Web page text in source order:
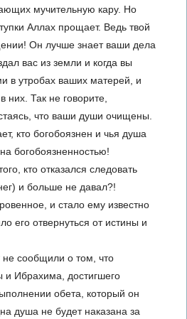
мучительную кару. Но
Аллах прощает. Ведь твой
Он лучше знает ваши дела
вас из земли и когда вы
в утробах ваших матерей, и
них. Так не говорите,
что ваши души очищены.
кто богобоязнен и чья душа
богобоязненностью!
кто отказался следовать
и больше не давал?!
и стало ему известно
его отвернуться от истины и
сообщили о том, что
и Ибрахима, достигшего
обета, который он
душа не будет наказана за